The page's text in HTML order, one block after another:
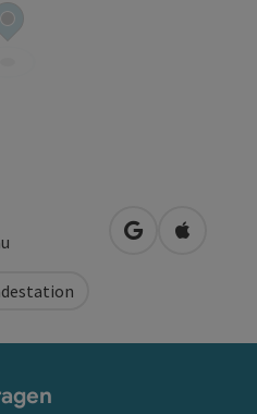
in Googlein Apple